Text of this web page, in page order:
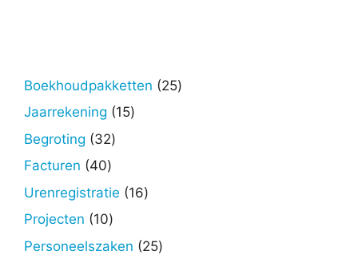
Boekhoudpakketten 2525
Jaarrekening 1515
Begroting 3232
Facturen 4040
producten
Urenregistratie 1616
Projecten 1010
producten
Personeelszaken 2525